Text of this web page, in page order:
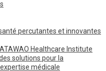
percutantes et innovantes
Healthcare Institute
solutions pour la
médicale